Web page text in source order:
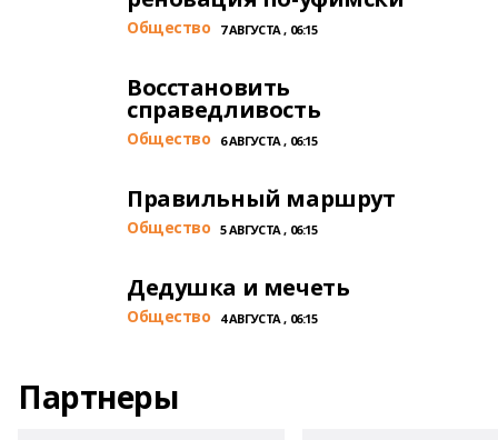
Общество 7 АВГУСТА , 06:15
Восстановить
справедливость
Общество 6 АВГУСТА , 06:15
Правильный маршрут
Общество 5 АВГУСТА , 06:15
Дедушка и мечеть
Общество 4 АВГУСТА , 06:15
Партнеры